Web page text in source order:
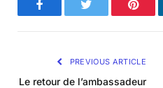
FacebookTwitter
PREVIOUS ARTICLE
Le retour de l’ambassadeur